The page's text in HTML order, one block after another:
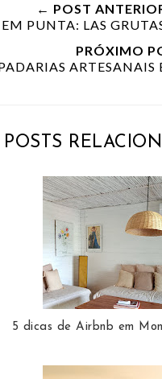
← POST
PUNTA: LAS
PRÓXIMO
POSTS
5 dicas de Airbnb em